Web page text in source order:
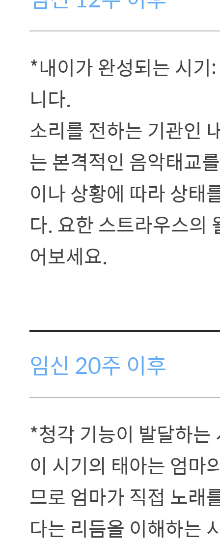
*내이가 완성되는 시기
니다.
소리를 전하는 기관인
는 본격적인 음악태교
이나 상황에 따라 상태
다. 요한 스트라우스의
어보세요.
임신 20주 이후
*청각 기능이 발달하
이 시기의 태아는 엄마
므로 엄마가 직접 노래
다는 리듬을 이해하는